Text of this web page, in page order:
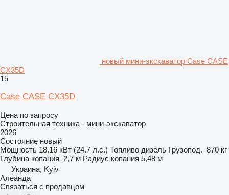
новый мини-экскаватор Case CASE
CX35D
15
Case CASE CX35D
Цена по запросу
Строительная техника - мини-экскаватор
2026
Состояние новый
Мощность 18.16 кВт (24.7 л.с.) Топливо дизель Грузопод. 870 кг
Глубина копания 2,7 м Радиус копания 5,48 м
Украина, Kyiv
Алеанда
Связаться с продавцом